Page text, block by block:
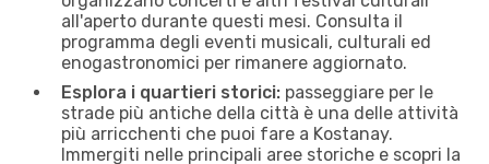
all'aperto durante questi mesi. Consulta il
programma degli eventi musicali, culturali ed
enogastronomici per rimanere aggiornato.
Esplora i quartieri storici: passeggiare per le
strade più antiche della città è una delle attività
più arricchenti che puoi fare a Kostanay.
Immergiti nelle principali aree storiche e scopri la